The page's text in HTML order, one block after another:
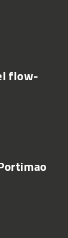
flow-